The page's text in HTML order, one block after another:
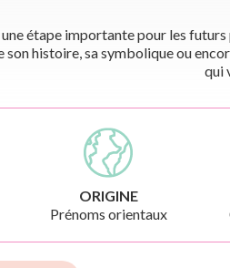
une étape importante pour les
son histoire, sa symbolique ou
qui
ORIGINE
Prénoms orientaux